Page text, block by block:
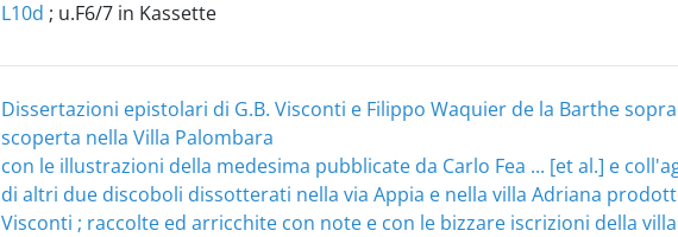
L10d ; u.F6/7 in Kassette
Dissertazioni epistolari di G.B. Visconti e Filippo Waquier de la Barthe
scoperta nella Villa Palombara
con le illustrazioni della medesima pubblicate da Carlo Fea ... [et al.] e
di altri due discoboli dissotterati nella via Appia e nella villa Adriana
Visconti ; raccolte ed arricchite con note e con le bizzare iscrizioni della